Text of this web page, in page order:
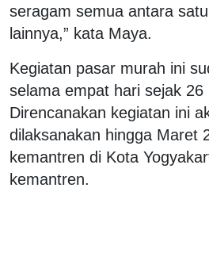
seragam semua antara
lainnya,” kata Maya.
Kegiatan pasar murah ini
selama empat hari sejak 26
Direncanakan kegiatan ini
dilaksanakan hingga Maret
kemantren di Kota
kemantren.